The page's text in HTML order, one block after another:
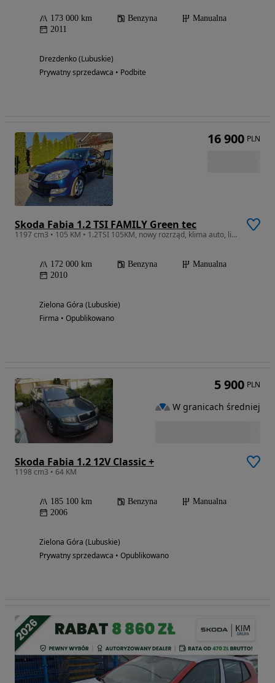
173 000 km Benzyna
Manualna
2011
Drezdenko (Lubuskie)
Prywatny sprzedawca • Podbite
Skoda Fabia 1.2 TSI FAMILY Green tec
1197 cm3 • 105 KM • 1.2TSI 105KM, nowy rozrząd, klima auto, lift zadbana.
172 000 km Benzyna
Manualna
2010
Zielona Góra (Lubuskie)
Firma • Opublikowano
16 900 PLN
Skoda Fabia 1.2 12V Classic +
1198 cm3 • 64 KM
185 100 km Benzyna
Manualna
2006
Zielona Góra (Lubuskie)
Prywatny sprzedawca • Opublikowano
5 900 PLN
W granicach średniej